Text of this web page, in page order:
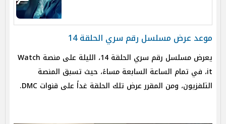
موعد عرض مسلسل رقم سري الحلقة 14
يعرض مسلسل رقم سري الحلقة 14، الليلة على منصة Watch
it، في تمام الساعة السابعة مساءً، حيث تسبق المنصة
التلفزيون، ومن المقرر عرض تلك الحلقة غداً على قنوات DMC.